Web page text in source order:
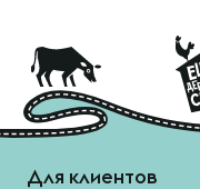
Для клиентов